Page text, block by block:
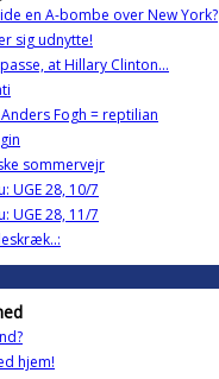
en A-bombe over New York?
sig udnytte!
at Hillary Clinton...
Fogh = reptilian
sommervejr
UGE 28, 10/7
UGE 28, 11/7
hjem!